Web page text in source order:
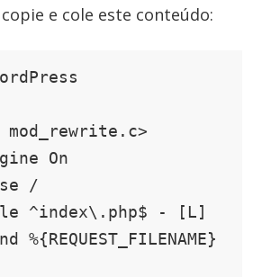
e cole este conteúdo:
mod_rewrite.c>
On
/
^index\.php$ - [L]
%{REQUEST_FILENAME}